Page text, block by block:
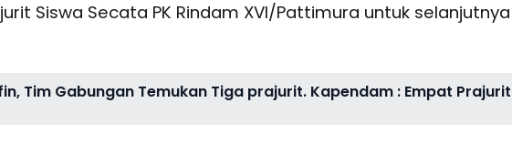
Siswa Secata PK Rindam XVI/Pattimura untuk selanjutnya
Tim Gabungan Temukan Tiga prajurit. Kapendam : Empat Prajurit